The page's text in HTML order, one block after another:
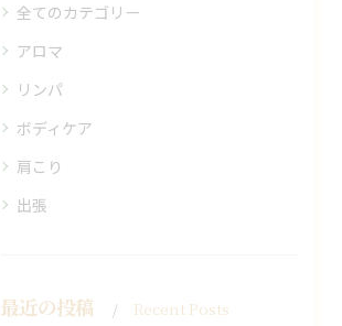
全てのカテゴリー
アロマ
リンパ
ボディケア
肩こり
出張
最近の投稿 Recent Posts